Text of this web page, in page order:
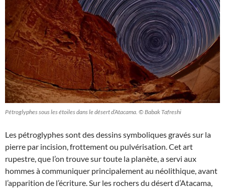
Pétroglyphes sous les étoiles dans le désert d’Atacama. © Babak Tafreshi
Les pétroglyphes sont des dessins symboliques gravés sur la
pierre par incision, frottement ou pulvérisation. Cet art
rupestre, que l’on trouve sur toute la planète, a servi aux
hommes à communiquer principalement au néolithique, avant
l’apparition de l’écriture. Sur les rochers du désert d’Atacama,